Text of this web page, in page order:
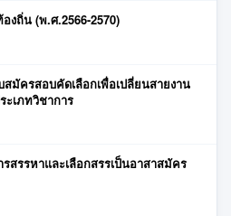
ถิ่น (พ.ศ.2566-2570)
สมัครสอบคัดเลือกเพื่อเปลี่ยนสายงาน
ะเภทวิชาการ
สรรหาและเลือกสรรเป็นอาสาสมัคร